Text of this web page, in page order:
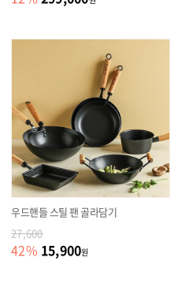
우드핸들 스틸 팬 골라담기
27,600
42% 15,900원